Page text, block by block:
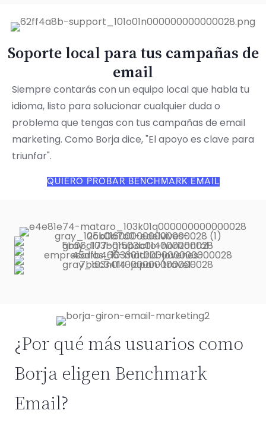
Soporte local para tus campañas de
email
Siempre contarás con un equipo local que habla tu
idioma, listo para solucionar cualquier duda o
problema que tengas con tus campañas de email
marketing. Como Borja dice, "El apoyo es clave para
triunfar".
QUIERO PROBAR BENCHMARK EMAIL
¿Por qué más usuarios como
Borja eligen Benchmark
Email?